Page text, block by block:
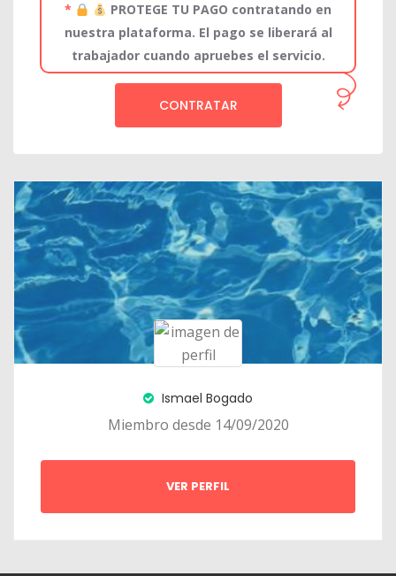
*
PROTEGE TU PAGO contratando en
nuestra plataforma. El pago se liberará al
trabajador cuando apruebes el servicio.
CONTRATAR
Ismael Bogado
Miembro desde 14/09/2020
VER PERFIL